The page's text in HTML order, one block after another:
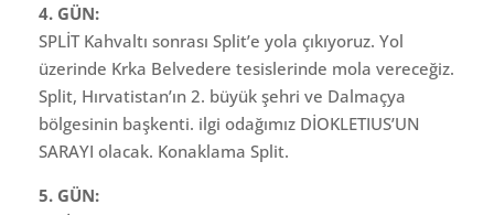
4. GÜN:
SPLİT Kahvaltı sonrası Split’e yola çıkıyoruz. Yol
üzerinde Krka Belvedere tesislerinde mola vereceğiz.
Split, Hırvatistan’ın 2. büyük şehri ve Dalmaçya
bölgesinin başkenti. ilgi odağımız DİOKLETIUS’UN
SARAYI olacak. Konaklama Split.
5. GÜN: